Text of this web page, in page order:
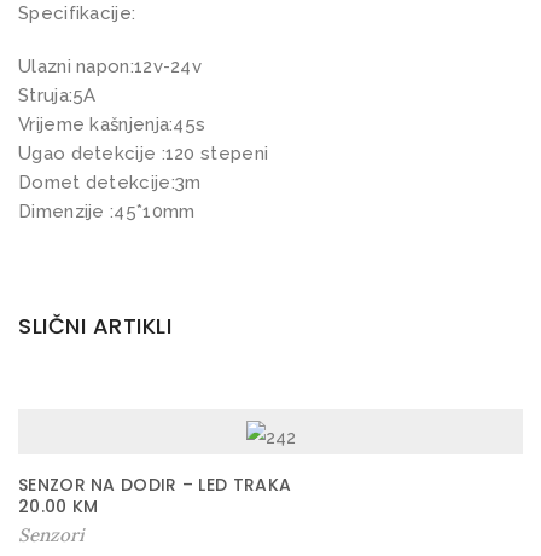
t
r
a
k
u
k
o
č
Specifikacije:
Ulazni napon:12v-24v
Struja:5A
Vrijeme kašnjenja:45s
Ugao detekcije :120 stepeni
Domet detekcije:3m
Dimenzije :45*10mm
SLIČNI ARTIKLI
SENZOR NA DODIR – LED TRAKA
20.00 KM
Senzori